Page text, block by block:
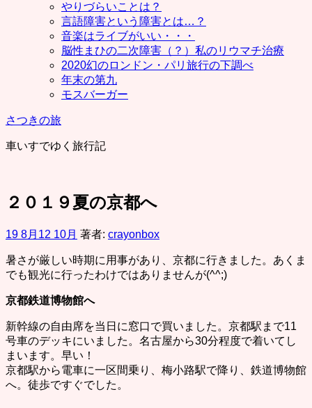
やりづらいことは？
言語障害という障害とは…？
音楽はライブがいい・・・
脳性まひの二次障害（？）私のリウマチ治療
2020幻のロンドン・パリ旅行の下調べ
年末の第九
モスバーガー
さつきの旅
車いすでゆく旅行記
２０１９夏の京都へ
19 8月 12 10月 著者: crayonbox
暑さが厳しい時期に用事があり、京都に行きました。あくま
でも観光に行ったわけではありませんが(^^;)
京都鉄道博物館へ
新幹線の自由席を当日に窓口で買いました。京都駅まで11
号車のデッキにいました。名古屋から30分程度で着いてし
まいます。早い！
京都駅から電車に一区間乗り、梅小路駅で降り、鉄道博物館
へ。徒歩ですぐでした。